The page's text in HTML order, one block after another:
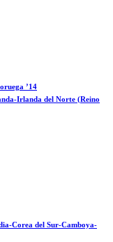
’14
Irlanda del Norte (Reino
Corea del Sur-Camboya-